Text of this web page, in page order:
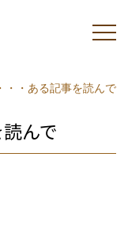
・・ある記事を読んで
んで